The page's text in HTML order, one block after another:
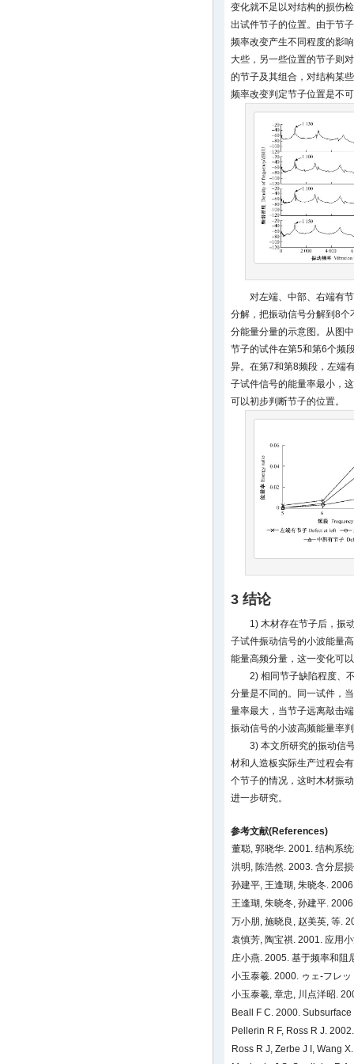
变化就不足以对结构的损伤
出试件节子的位置。由于节
频率改变产生不同程度的影
大些，另一些位置的节子则
的节子及其组合，对结构某
频率改变判定节子位置是不
对左端、中部、右端有
分解，把振动信号分解到8个
分能量分量的示意图。从图
节子的试件在第5和第6个频
异。在第7和第8频段，左端
子试件信号的能量率最小，
可以初步判断节子的位置。
3 结论
1) 木材存在节子后，振
子试件振动信号的小波能量
能量高频分量，这一变化可
2) 相同节子缺陷程度、
分量是不同的。同一试件，
量率最大，当节子远离敲击
振动信号的小波高频能量率
3) 本文所研究的振动信
材和人造板实际生产过程会
个节子的情况，这时木材振
进一步研究。
参考文献(References)
董聪, 郭晓华. 2001. 结构系
洪明, 陈浩然. 2003. 含分层
孙建平, 王逢瑚, 朱晓冬.
王逢瑚, 朱晓冬, 孙建平.
万小朋, 施晓良, 赵美英, 等.
袁慎芳, 陶宝祺. 2001. 应用
庄小燕. 2005. 基于频率和
小玉泰羲. 2000. ゥェ-フレ
小玉泰羲, 章忠, 川点洋昭.
Beall F C. 2000.
Pellerin R F, Ross R J.
Ross R J, Zerbe J I, Wang